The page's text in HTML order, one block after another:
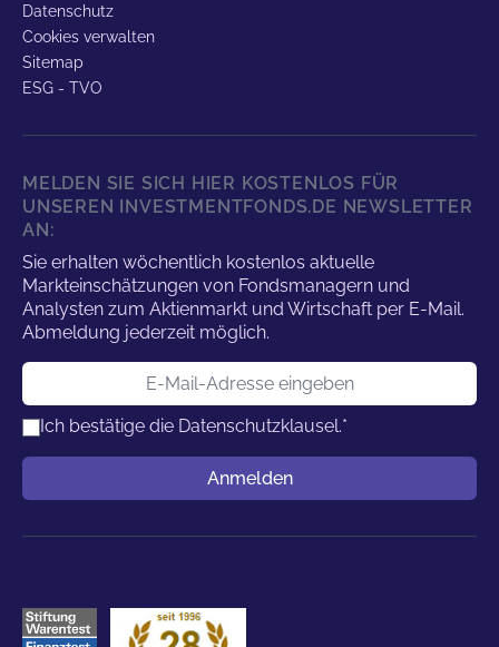
Datenschutz
Cookies verwalten
Sitemap
ESG - TVO
MELDEN SIE SICH HIER KOSTENLOS FÜR
UNSEREN INVESTMENTFONDS.DE NEWSLETTER
AN:
Sie erhalten wöchentlich kostenlos aktuelle
Markteinschätzungen von Fondsmanagern und
Analysten zum Aktienmarkt und Wirtschaft per E-Mail.
Abmeldung jederzeit möglich.
E-Mail-Adresse
Ich bestätige die Datenschutzklausel.*
Anmelden